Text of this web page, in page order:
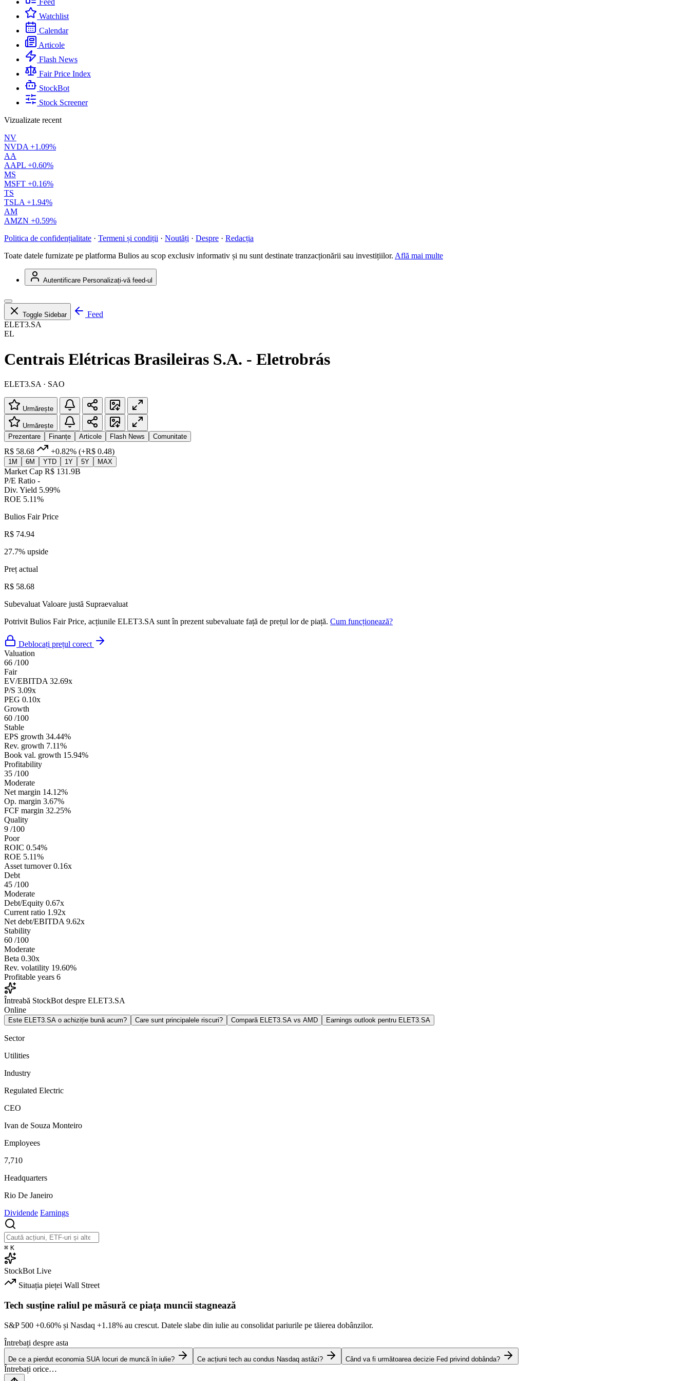
Feed
Watchlist
Calendar
Articole
Flash News
Fair Price Index
StockBot
Stock Screener
Vizualizate recent
NV
NVDA +1.09%
AA
AAPL +0.60%
MS
MSFT +0.16%
TS
TSLA +1.94%
AM
AMZN +0.59%
Politica de confidențialitate · Termeni și condiții · Noutăți · Despre · Redacția
Toate datele furnizate pe platforma Bulios au scop exclusiv informativ și nu sunt destinate tranzacționării sau investițiilor. Află mai multe
Autentificare Personalizați-vă feed-ul
Toggle Sidebar
Feed
ELET3.SA
EL
Centrais Elétricas Brasileiras S.A. - Eletrobrás
ELET3.SA · SAO
Urmărește
Urmărește
Prezentare
Finanțe Articole Flash News Comunitate
R$ 58.68 +0.82% (+R$ 0.48)
1M 6M YTD 1Y 5Y MAX
Market Cap R$ 131.9B
P/E Ratio -
Div. Yield 5.99%
ROE 5.11%
Bulios Fair Price
R$ 74.94
27.7% upside
Preț actual
R$ 58.68
Subevaluat Valoare justă Supraevaluat
Potrivit Bulios Fair Price, acțiunile ELET3.SA sunt în prezent subevaluate față de prețul lor de piață. Cum funcționează?
Deblocați prețul corect
Valuation
66 /100
Fair
EV/EBITDA 32.69x
P/S 3.09x
PEG 0.10x
Growth
60 /100
Stable
EPS growth 34.44%
Rev. growth 7.11%
Book val. growth 15.94%
Profitability
35 /100
Moderate
Net margin 14.12%
Op. margin 3.67%
FCF margin 32.25%
Quality
9 /100
Poor
ROIC 0.54%
ROE 5.11%
Asset turnover 0.16x
Debt
45 /100
Moderate
Debt/Equity 0.67x
Current ratio 1.92x
Net debt/EBITDA 9.62x
Stability
60 /100
Moderate
Beta 0.30x
Rev. volatility 19.60%
Profitable years 6
Întreabă StockBot despre ELET3.SA
Online
Este ELET3.SA o achiziție bună acum? Care sunt principalele riscuri? Compară ELET3.SA vs AMD Earnings outlook pentru ELET3.SA
Sector
Utilities
Industry
Regulated Electric
CEO
Ivan de Souza Monteiro
Employees
7,710
Headquarters
Rio De Janeiro
Dividende Earnings
⌘ K
StockBot Live
Situația pieței Wall Street
Tech susține raliul pe măsură ce piața muncii stagnează
S&P 500 +0.60% și Nasdaq +1.18% au crescut. Datele slabe din iulie au consolidat pariurile pe tăierea dobânzilor.
Întrebați despre asta
De ce a pierdut economia SUA locuri de muncă în iulie? Ce acțiuni tech au condus Nasdaq astăzi? Când va fi următoarea decizie Fed privind dobânda?